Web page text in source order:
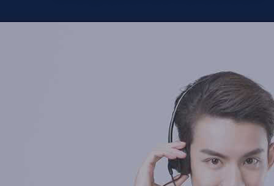
Capacidad continua
servicio en línea, simple y
cliente